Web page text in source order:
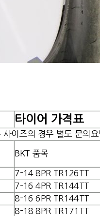
타이어 가격표
이즈의 경우 별도 문의
BKT 품목
7-148PR TR126TT
7-16 4PR TR144TT
8-16 6 PR TR144TT
8-18 8PR TR171TT